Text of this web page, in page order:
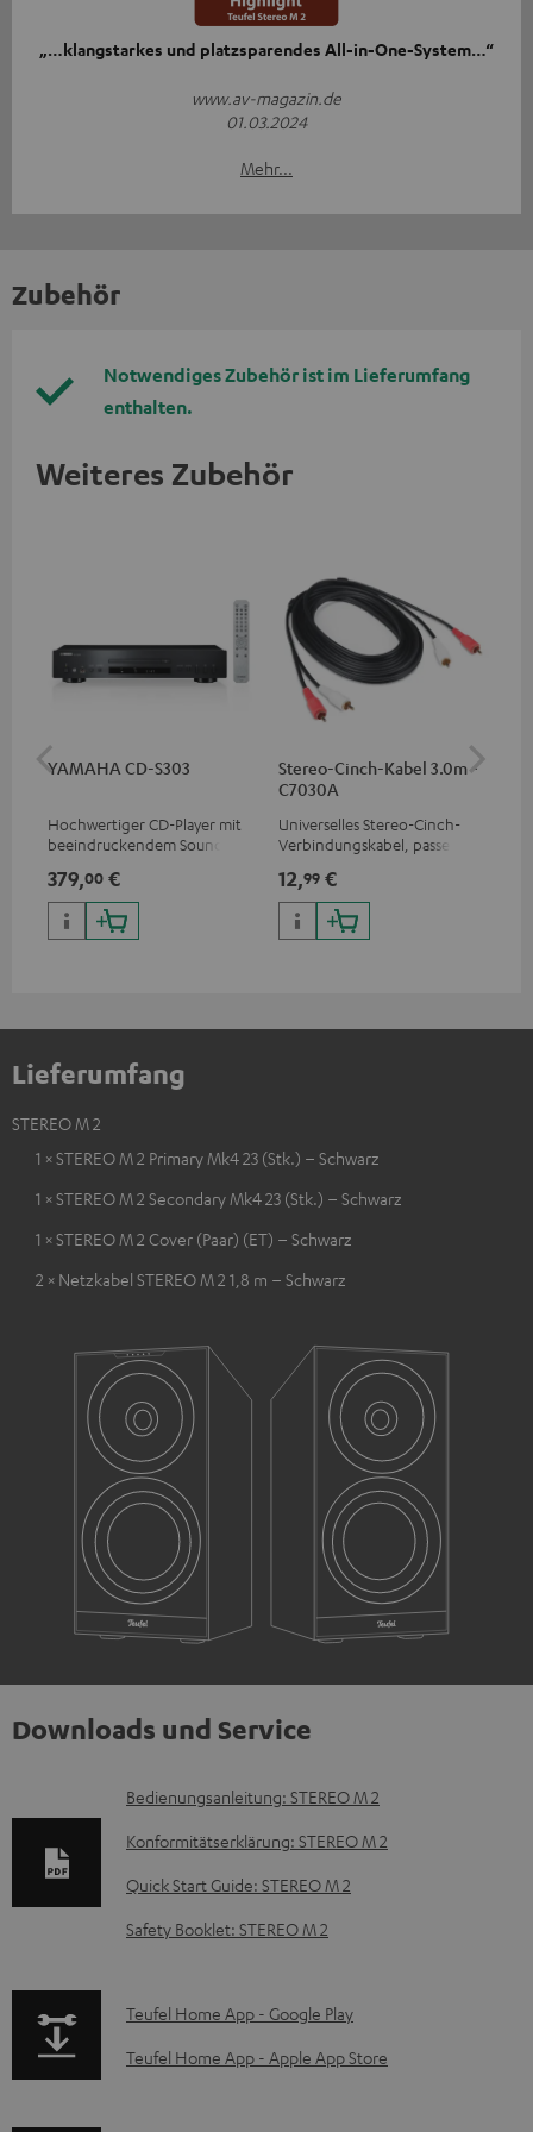
„…klangstarkes und platzsparendes All-in-One-System…“
www.av-magazin.de
01.03.2024
Mehr...
Zubehör
Notwendiges Zubehör ist im Lieferumfang
enthalten.
Weiteres Zubehör
YAMAHA CD-S303
Hochwertiger CD-Player mit
beeindruckendem Sound und
379,00 €
Stereo-Cinch-Kabel 3.0m -
C7030A
Universelles Stereo-Cinch-
Verbindungskabel, passend
Buchsen
12,99 €
Lieferumfang
STEREO M 2
1 × STEREO M 2 Primary Mk4 23 (Stk.) – Schwarz
1 × STEREO M 2 Secondary Mk4 23 (Stk.) – Schwarz
1 × STEREO M 2 Cover (Paar) (ET) – Schwarz
2 × Netzkabel STEREO M 2 1,8 m – Schwarz
Downloads und Service
D
o
m
n
t
Bedienungsanleitung: STEREO M 2
Konformitätserklärung: STEREO M 2
Quick Start Guide: STEREO M 2
Safety Booklet: STEREO M 2
p
a
Teufel Home App - Google Play
Teufel Home App - Apple App Store